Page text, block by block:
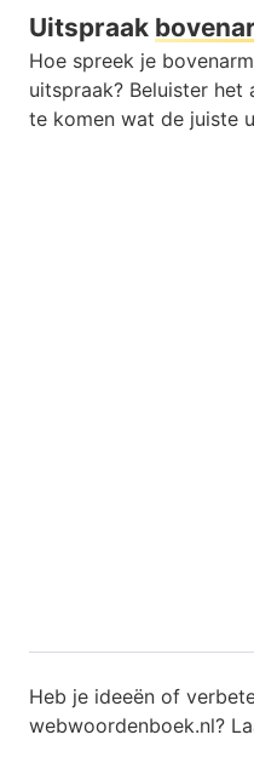
Uitspraak
Hoe spreek je
uitspraak? Beluister
te komen wat de juiste
Heb je ideeën of
webwoordenboek.nl?